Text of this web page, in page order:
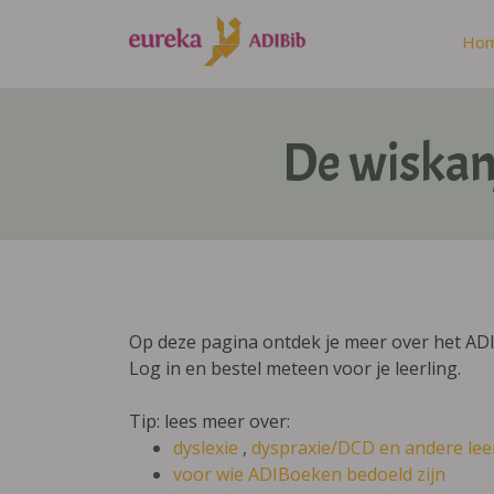
De
Op deze pagina ontdek je meer over het
Log in en bestel meteen voor je leerling.
Tip: lees meer over:
dyslexie , dyspraxie/DCD en andere
voor wie ADIBoeken bedoeld zijn